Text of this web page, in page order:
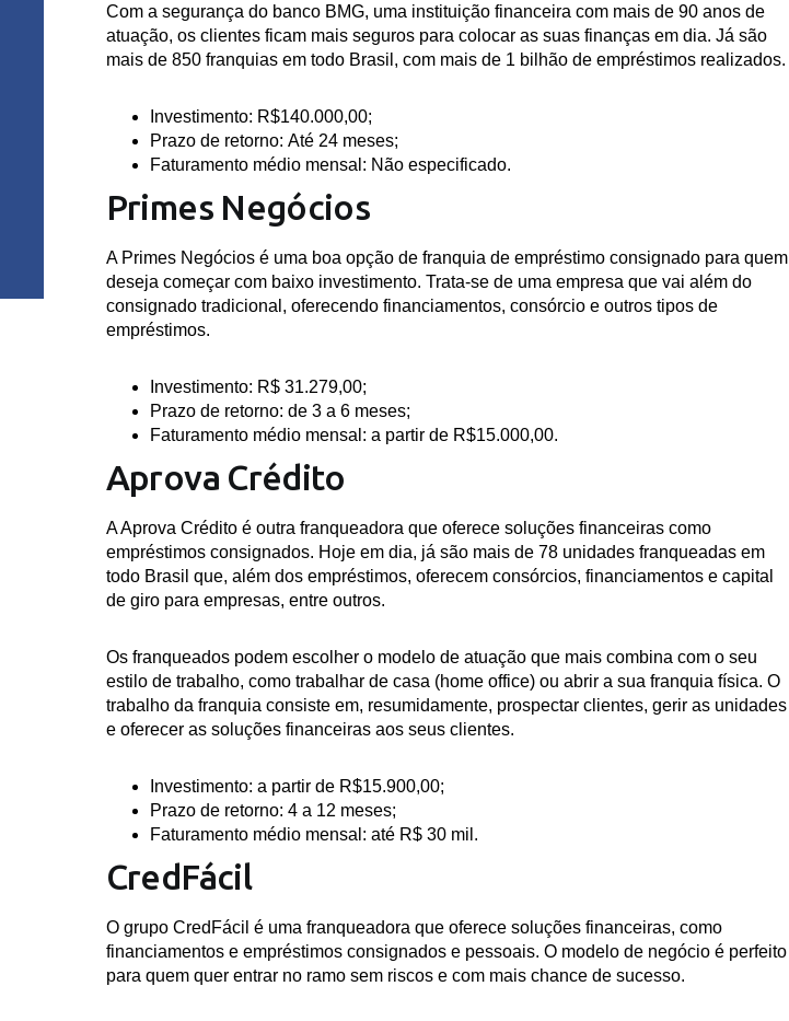
Com a segurança do banco BMG, uma instituição financeira com mais de 90 anos de
atuação, os clientes ficam mais seguros para colocar as suas finanças em dia. Já são
mais de 850 franquias em todo Brasil, com mais de 1 bilhão de empréstimos realizados.
Investimento: R$140.000,00;
Prazo de retorno: Até 24 meses;
Faturamento médio mensal: Não especificado.
Primes Negócios
A Primes Negócios é uma boa opção de franquia de empréstimo consignado para quem
deseja começar com baixo investimento. Trata-se de uma empresa que vai além do
consignado tradicional, oferecendo financiamentos, consórcio e outros tipos de
empréstimos.
Investimento: R$ 31.279,00;
Prazo de retorno: de 3 a 6 meses;
Faturamento médio mensal: a partir de R$15.000,00.
Aprova Crédito
A Aprova Crédito é outra franqueadora que oferece soluções financeiras como
empréstimos consignados. Hoje em dia, já são mais de 78 unidades franqueadas em
todo Brasil que, além dos empréstimos, oferecem consórcios, financiamentos e capital
de giro para empresas, entre outros.
Os franqueados podem escolher o modelo de atuação que mais combina com o seu
estilo de trabalho, como trabalhar de casa (home office) ou abrir a sua franquia física. O
trabalho da franquia consiste em, resumidamente, prospectar clientes, gerir as unidades
e oferecer as soluções financeiras aos seus clientes.
Investimento: a partir de R$15.900,00;
Prazo de retorno: 4 a 12 meses;
Faturamento médio mensal: até R$ 30 mil.
CredFácil
O grupo CredFácil é uma franqueadora que oferece soluções financeiras, como
financiamentos e empréstimos consignados e pessoais. O modelo de negócio é perfeito
para quem quer entrar no ramo sem riscos e com mais chance de sucesso.